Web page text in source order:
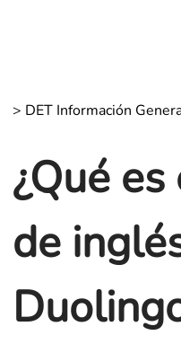
> DET Información
¿Qué
de